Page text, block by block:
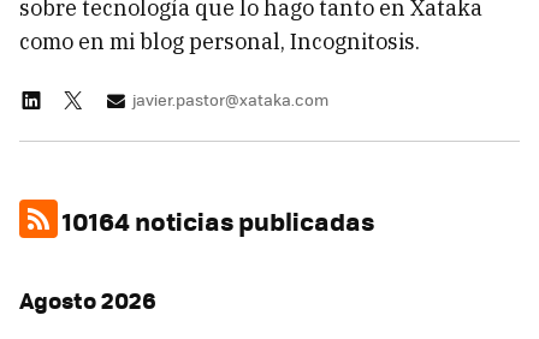
sobre tecnología que lo hago tanto en Xataka
como en mi blog personal, Incognitosis.
javier.pastor@xataka.com
10164 noticias publicadas
Agosto 2026